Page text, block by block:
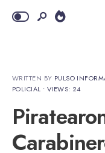
WRITTEN BY PULSO
POLICIAL • VIEWS: 24